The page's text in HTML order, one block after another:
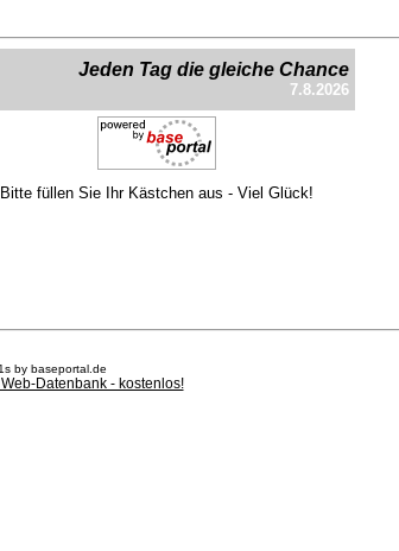
Jeden Tag die gleiche Chance
7.8.2026
Bitte füllen Sie Ihr Kästchen aus - Viel Glück!
by baseportal.de
Datenbank - kostenlos!